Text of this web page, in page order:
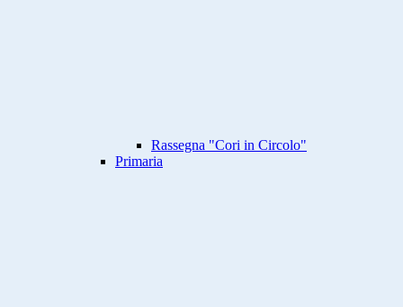
Rassegna "Cori in Circolo"
Primaria